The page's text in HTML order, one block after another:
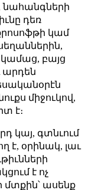
նահանգների
դեռ
կամ
բայց
արդեն
միջուկով,
է։
կայ, գտնւում
է, օրինակ, լաւ
է ոչ
մտքին՝ ասենք